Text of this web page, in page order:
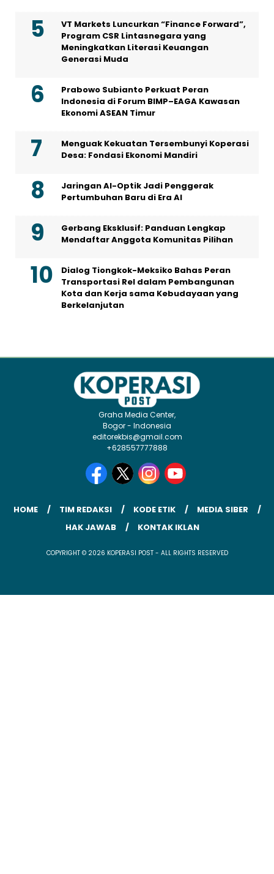
VT Markets Luncurkan “Finance Forward”,
Program CSR Lintasnegara yang
Meningkatkan Literasi Keuangan
Generasi Muda
Prabowo Subianto Perkuat Peran
Indonesia di Forum BIMP–EAGA Kawasan
Ekonomi ASEAN Timur
Menguak Kekuatan Tersembunyi Koperasi
Desa: Fondasi Ekonomi Mandiri
Jaringan AI-Optik Jadi Penggerak
Pertumbuhan Baru di Era AI
Gerbang Eksklusif: Panduan Lengkap
Mendaftar Anggota Komunitas Pilihan
Dialog Tiongkok-Meksiko Bahas Peran
Transportasi Rel dalam Pembangunan
Kota dan Kerja sama Kebudayaan yang
Berkelanjutan
Graha Media Center,
Bogor - Indonesia
editorekbis@gmail.com
+628557777888
HOME TIM REDAKSI KODE ETIK
MEDIA SIBER
HAK JAWAB
KONTAK IKLAN
COPYRIGHT © 2026 KOPERASI POST - ALL RIGHTS RESERVED